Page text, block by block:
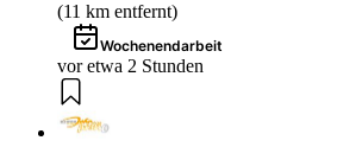
(11 km entfernt)
Wochenendarbeit
vor etwa 2 Stunden